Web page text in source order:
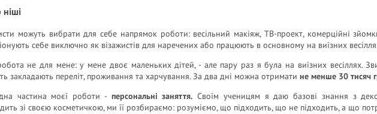
ніші
можуть вибрати для себе напрямок роботи: весільний макіяж, ТВ-проект, комерційні
себе виключно як візажистів для наречених або працюють в основному на виїзних
не для мене: у мене двоє маленьких дітей, - але пару раз я була на виїзних весіллях.
закладають переліт, проживання та харчування. За два дні можна отримати не менше 30 тисяч
частина моєї роботи - персональні заняття. Своїм ученицям я даю базові знання з
зі своєю косметичкою, ми її розбираємо: розуміємо, що підходить, що не підходить, а що